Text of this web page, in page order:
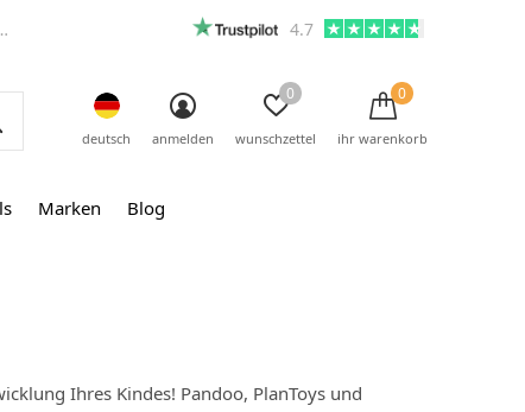
Marken Blog
deutsch anmelden wunschzettel
0
ihr warenkorb
0
4.7
Ihres Kindes! Pandoo, PlanToys und